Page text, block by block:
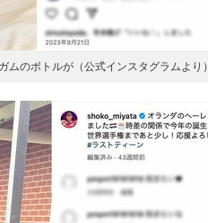
のボトルが（公式インスタグラムより）